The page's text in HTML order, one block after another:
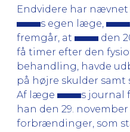
Endvidere har
s egen læge,
fremgår, at
den
få timer efter den
behandling, havde
på højre skulder samt
Af læge
s journal
han den 29.
forbrændinger, som